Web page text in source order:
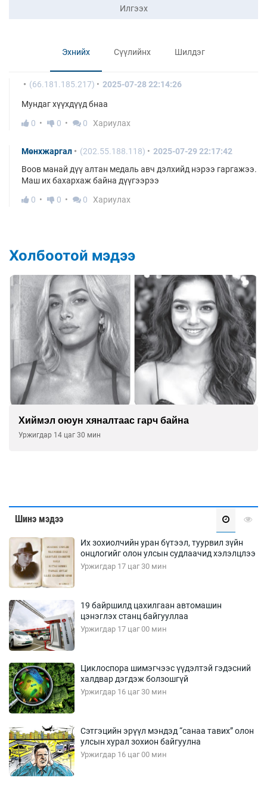
Илгээх
Эхнийх Сүүлийнх Шилдэг
(66.181.185.217) 2025-07-28 22:14:26
Мундаг хүүхдүүд бнаа
0
0 0 Хариулах
Мөнхжаргал (202.55.188.118)
2025-07-29 22:17:42
Воов манай дүү алтан медаль авч дэлхийд нэрээ гаргажээ.
Маш их бахархаж байна дүүгээрээ
0
0 0 Хариулах
Холбоотой мэдээ
Хиймэл оюун хяналтаас гарч байна
Уржигдар 14 цаг 30 мин
Шинэ мэдээ
Их зохиолчийн уран бүтээл, туурвил зүйн
онцлогийг олон улсын судлаачид хэлэлцлээ
Уржигдар 17 цаг 30 мин
19 байршилд цахилгаан автомашин
цэнэглэх станц байгууллаа
Уржигдар 17 цаг 00 мин
Циклоспора шимэгчээс үүдэлтэй гэдэсний
халдвар дэгдэж болзошгүй
Уржигдар 16 цаг 30 мин
Сэтгэцийн эрүүл мэндэд “санаа тавих” олон
улсын хурал зохион байгуулна
Уржигдар 16 цаг 00 мин